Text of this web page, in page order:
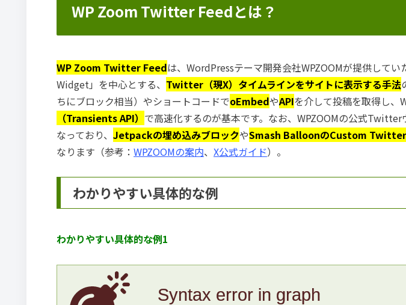
WP Zoom Twitter Feedとは？
WP Zoom Twitter Feedは、WordPressテーマ開発会社WPZOOMが提供して
Widget」を中心とする、 Twitter（現X）タイムラインをサイトに表示する手法
ちにブロック相当）やショートコードでoEmbedやAPIを介して投稿を取得し、
（Transients API） で高速化するのが基本です。なお、WPZOOMの公式Twitter
なっており、 Jetpackの埋め込みブロックやSmash BalloonのCustom
なります（参考： WPZOOMの案内、 X公式ガイド）。
わかりやすい具体的な例
わかりやすい具体的な例1
Syntax error in graph